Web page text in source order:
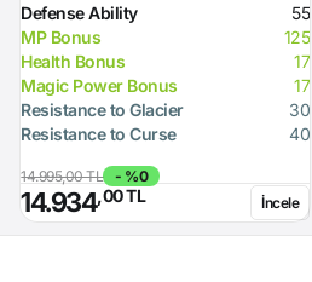
Defense Ability
55
MP Bonus
125
Health Bonus
17
Magic Power Bonus
17
Resistance to Glacier
30
Resistance to Curse
40
14.995,00 TL - %0
14.934,00 TL İncele